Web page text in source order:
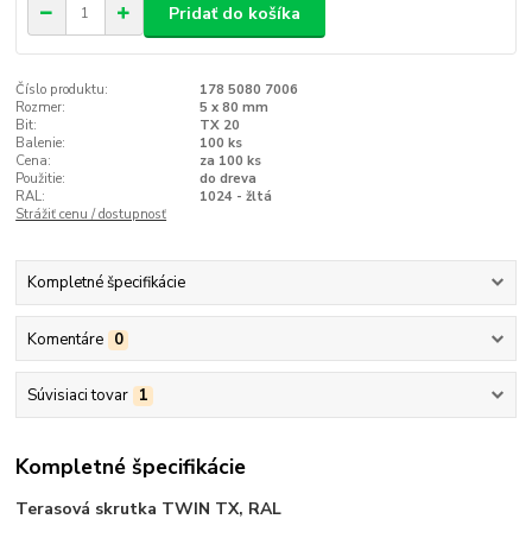
Pridať do košíka
Číslo produktu:
178 5080 7006
Rozmer:
5 x 80 mm
Bit:
TX 20
Balenie:
100 ks
Cena:
za 100 ks
Použitie:
do dreva
RAL:
1024 - žltá
Strážiť cenu / dostupnosť
Kompletné špecifikácie
Komentáre 0
Súvisiaci tovar 1
Kompletné špecifikácie
Terasová skrutka TWIN TX, RAL